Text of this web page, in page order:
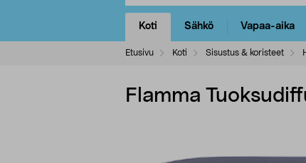
Koti Sähkö Vapaa-aika
Etusivu Koti Sisustus & koristeet
Flamma